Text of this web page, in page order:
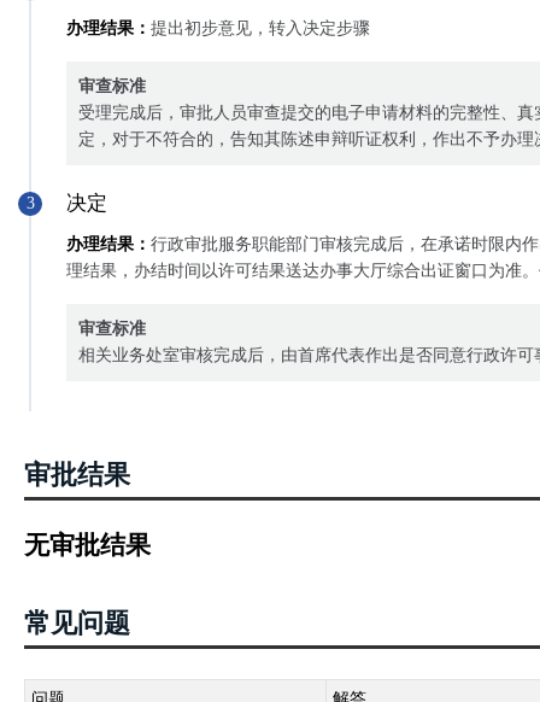
办理结果： 提出初步意见，转入决定步骤
审查标准
受理完成后，审批人员审查提交的电子申请材料的完整性、
定，对于不符合的，告知其陈述申辩听证权利，作出不予办理
3 决定
办理结果： 行政审批服务职能部门审核完成后，在承诺时限内
理结果，办结时间以许可结果送达办事大厅综合出证窗口为准
审查标准
相关业务处室审核完成后，由首席代表作出是否同意行政许可
审批结果
无审批结果
常见问题